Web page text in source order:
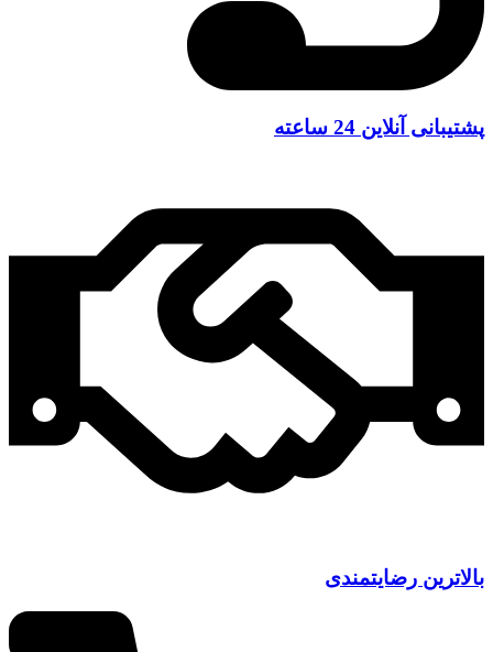
پشتیبانی آنلاین 24 ساعته
بالاترین رضایتمندی